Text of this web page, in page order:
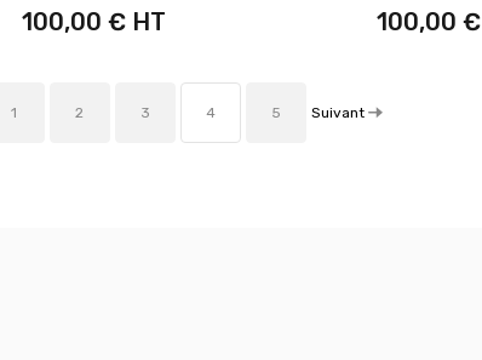
100,00 € 100,00 €
1 2 3 4 5 Suivant